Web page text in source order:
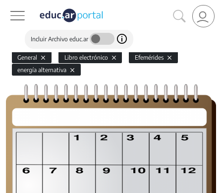
Incluir Archivo educ.ar
General Libro electrónico
Efemérides
energía alternativa